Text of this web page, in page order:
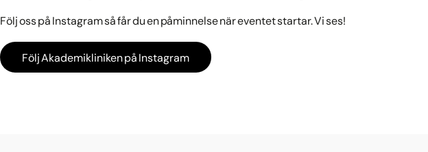
Följ oss på Instagram så får du en påminnelse när eventet startar. Vi ses!
Följ Akademikliniken på Instagram